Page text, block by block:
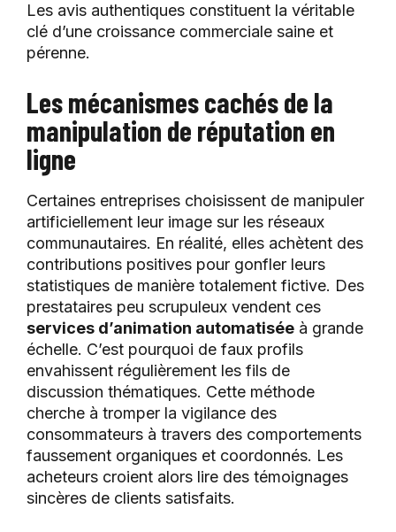
Les avis authentiques constituent la véritable
clé d’une croissance commerciale saine et
pérenne.
Les mécanismes cachés de la
manipulation de réputation en
ligne
Certaines entreprises choisissent de manipuler
artificiellement leur image sur les réseaux
communautaires. En réalité, elles achètent des
contributions positives pour gonfler leurs
statistiques de manière totalement fictive. Des
prestataires peu scrupuleux vendent ces
services d’animation automatisée à grande
échelle. C’est pourquoi de faux profils
envahissent régulièrement les fils de
discussion thématiques. Cette méthode
cherche à tromper la vigilance des
consommateurs à travers des comportements
faussement organiques et coordonnés. Les
acheteurs croient alors lire des témoignages
sincères de clients satisfaits.